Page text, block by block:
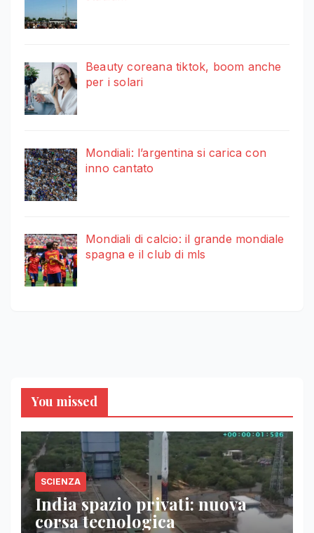
Beauty coreana tiktok, boom anche
per i solari
Mondiali: l’argentina si carica con
inno cantato
Mondiali di calcio: il grande mondiale
spagna e il club di mls
You missed
SCIENZA
India spazio privati: nuova
corsa tecnologica